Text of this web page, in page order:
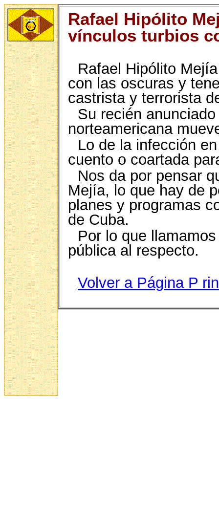
Rafael Hipólito
vínculos turbios
Rafael Hipólito
con las oscuras y
castrista y terrorista
Su recién
norteamericana
Lo de la infección
cuento o coartada
Nos da por pensar
Mejía, lo que hay de
planes y programas
de Cuba.
Por lo que
pública al respecto.
Volver a Página P